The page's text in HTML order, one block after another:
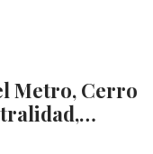
Metro, Cerro